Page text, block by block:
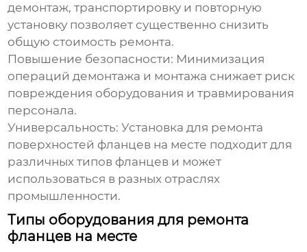
демонтаж, транспортировку и повторную
установку позволяет существенно снизить
общую стоимость ремонта.
Повышение безопасности: Минимизация
операций демонтажа и монтажа снижает риск
повреждения оборудования и травмирования
персонала.
Универсальность: Установка для ремонта
поверхностей фланцев на месте подходит для
различных типов фланцев и может
использоваться в разных отраслях
промышленности.
Типы оборудования для ремонта
фланцев на месте